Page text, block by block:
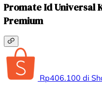
Promate Id Universal
Premium
Rp406.100 di